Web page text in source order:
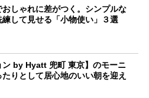
しゃれに差がつく。シンプルな
して見せる「小物使い」３選
ン by Hyatt 兜町 東京】のモーニ
りとして居心地のいい朝を迎え